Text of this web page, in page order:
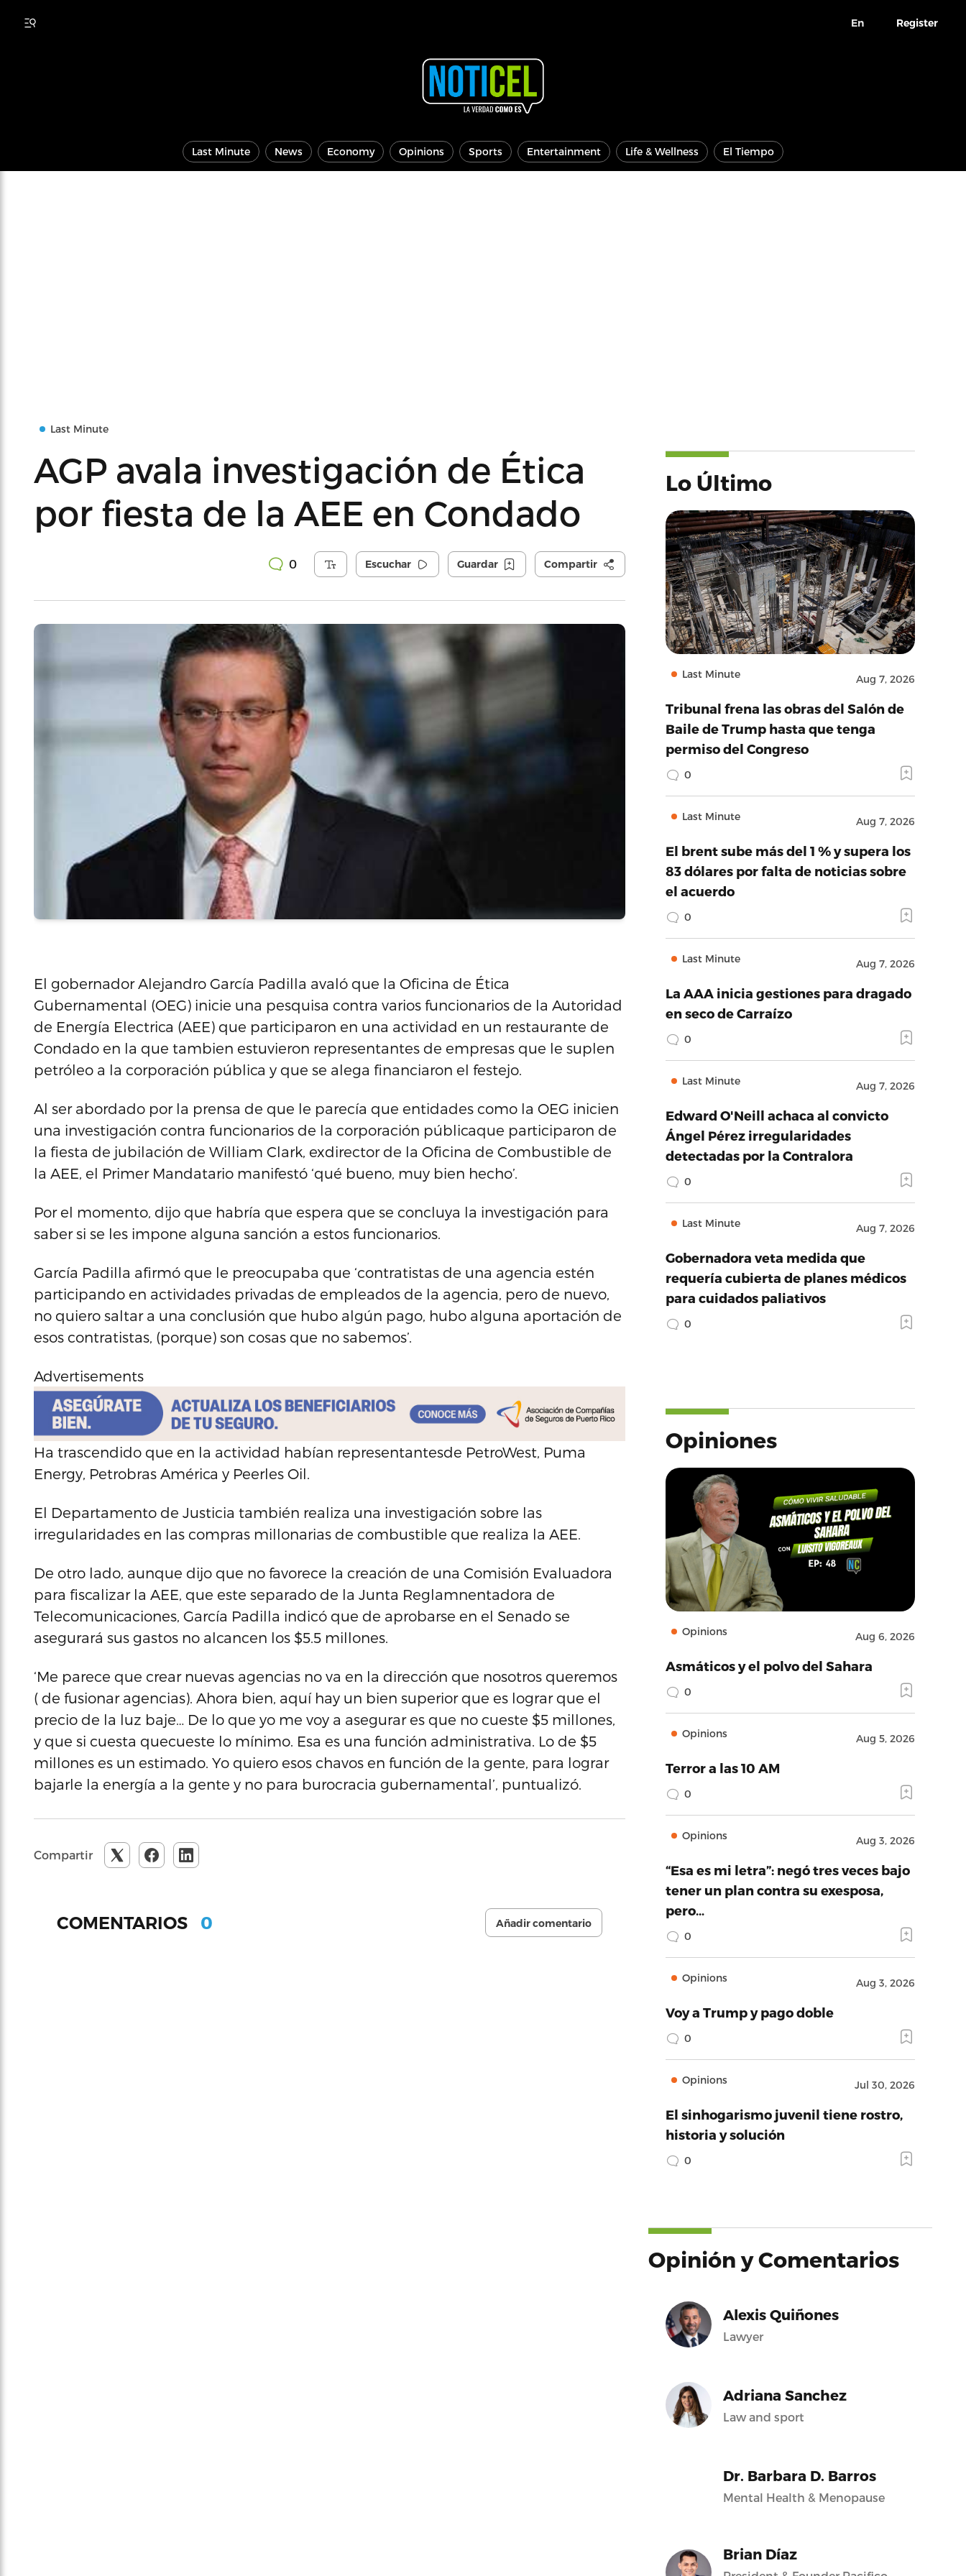
En Register
Last Minute News Economy Opinions Sports Entertainment Life & Wellness El Tiempo
Last Minute
AGP avala investigación de Ética
por fiesta de la AEE en Condado
0 Escuchar Guardar Compartir
El gobernador Alejandro García Padilla avaló que la Oficina de Ética
Gubernamental (OEG) inicie una pesquisa contra varios funcionarios de la Autoridad
de Energía Electrica (AEE) que participaron en una actividad en un restaurante de
Condado en la que tambien estuvieron representantes de empresas que le suplen
petróleo a la corporación pública y que se alega financiaron el festejo.
Al ser abordado por la prensa de que le parecía que entidades como la OEG inicien
una investigación contra funcionarios de la corporación públicaque participaron de
la fiesta de jubilación de William Clark, exdirector de la Oficina de Combustible de
la AEE, el Primer Mandatario manifestó ‘qué bueno, muy bien hecho’.
Por el momento, dijo que habría que espera que se concluya la investigación para
saber si se les impone alguna sanción a estos funcionarios.
García Padilla afirmó que le preocupaba que ‘contratistas de una agencia estén
participando en actividades privadas de empleados de la agencia, pero de nuevo,
no quiero saltar a una conclusión que hubo algún pago, hubo alguna aportación de
esos contratistas, (porque) son cosas que no sabemos’.
Advertisements
Ha trascendido que en la actividad habían representantesde PetroWest, Puma
Energy, Petrobras América y Peerles Oil.
El Departamento de Justicia también realiza una investigación sobre las
irregularidades en las compras millonarias de combustible que realiza la AEE.
De otro lado, aunque dijo que no favorece la creación de una Comisión Evaluadora
para fiscalizar la AEE, que este separado de la Junta Reglamnentadora de
Telecomunicaciones, García Padilla indicó que de aprobarse en el Senado se
asegurará sus gastos no alcancen los $5.5 millones.
‘Me parece que crear nuevas agencias no va en la dirección que nosotros queremos
( de fusionar agencias). Ahora bien, aquí hay un bien superior que es lograr que el
precio de la luz baje… De lo que yo me voy a asegurar es que no cueste $5 millones,
y que si cuesta quecueste lo mínimo. Esa es una función administrativa. Lo de $5
millones es un estimado. Yo quiero esos chavos en función de la gente, para lograr
bajarle la energía a la gente y no para burocracia gubernamental’, puntualizó.
Compartir
COMENTARIOS 0 Añadir comentario
Lo Último
Last Minute Aug 7, 2026
Tribunal frena las obras del Salón de
Baile de Trump hasta que tenga
permiso del Congreso
0
Last Minute Aug 7, 2026
El brent sube más del 1 % y supera los
83 dólares por falta de noticias sobre
el acuerdo
0
Last Minute Aug 7, 2026
La AAA inicia gestiones para dragado
en seco de Carraízo
0
Last Minute Aug 7, 2026
Edward O'Neill achaca al convicto
Ángel Pérez irregularidades
detectadas por la Contralora
0
Last Minute Aug 7, 2026
Gobernadora veta medida que
requería cubierta de planes médicos
para cuidados paliativos
0
Opiniones
Opinions Aug 6, 2026
Asmáticos y el polvo del Sahara
0
Opinions Aug 5, 2026
Terror a las 10 AM
0
Opinions Aug 3, 2026
“Esa es mi letra”: negó tres veces bajo
tener un plan contra su exesposa,
pero…
0
Opinions Aug 3, 2026
Voy a Trump y pago doble
0
Opinions Jul 30, 2026
El sinhogarismo juvenil tiene rostro,
historia y solución
0
Opinión y Comentarios
Alexis Quiñones
Lawyer
Adriana Sanchez
Law and sport
Dr. Barbara D. Barros
Mental Health & Menopause
Brian Díaz